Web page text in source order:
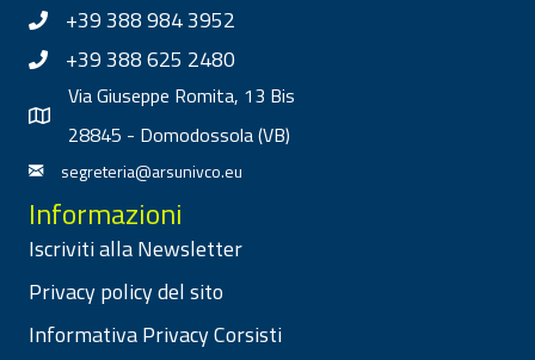
+39 388 984 3952
+39 388 625 2480
Via Giuseppe Romita, 13 Bis
28845 - Domodossola (VB)
segreteria@arsunivco.eu
Informazioni
Iscriviti alla Newsletter
Privacy policy del sito
Informativa Privacy Corsisti